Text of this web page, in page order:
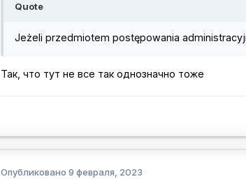
Quote
Jeżeli przedmiotem postępowania
Так, что тут не все так однозначно тоже
Опубликовано 9 февраля, 2023